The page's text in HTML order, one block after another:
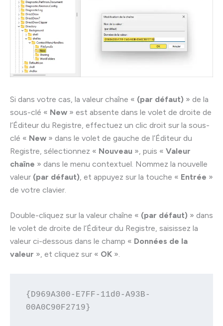
Si dans votre cas, la valeur chaîne « (par défaut) » de la
sous-clé « New » est absente dans le volet de droite de
l’Éditeur du Registre, effectuez un clic droit sur la sous-
clé « New » dans le volet de gauche de l’Éditeur du
Registre, sélectionnez « Nouveau », puis « Valeur
chaîne » dans le menu contextuel. Nommez la nouvelle
valeur (par défaut) , et appuyez sur la touche « Entrée »
de votre clavier.
Double-cliquez sur la valeur chaîne « (par défaut) » dans
le volet de droite de l’Éditeur du Registre, saisissez la
valeur ci-dessous dans le champ « Données de la
valeur », et cliquez sur « OK ».
{D969A300-E7FF-11d0-A93B-
00A0C90F2719}